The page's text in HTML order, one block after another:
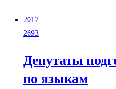
2017
2693
Депутаты
по языкам